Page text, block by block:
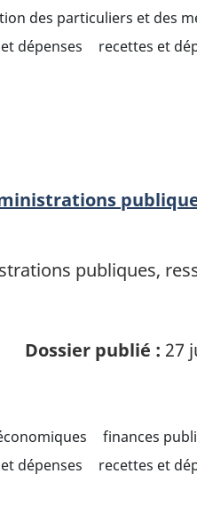
des particuliers et des
dépenses
recettes et
publiques,
Dossier publié : 27
finances
dépenses
recettes et